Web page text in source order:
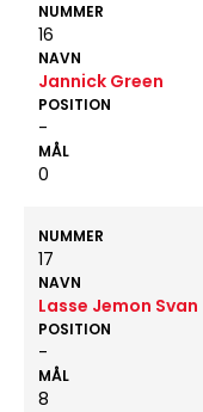
NUMMER
16
NAVN
Jannick Green
POSITION
-
MÅL
0
NUMMER
17
NAVN
Lasse Jemon Svan
POSITION
-
MÅL
8